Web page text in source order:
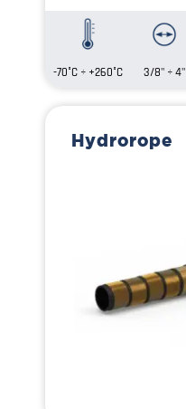
-70°C ÷ +260°C 3/8" ÷ 4"
Hydrorope